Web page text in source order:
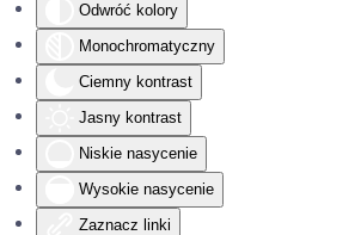
Odwróć kolory
Monochromatyczny
Ciemny kontrast
Jasny kontrast
Niskie nasycenie
Wysokie nasycenie
Zaznacz linki